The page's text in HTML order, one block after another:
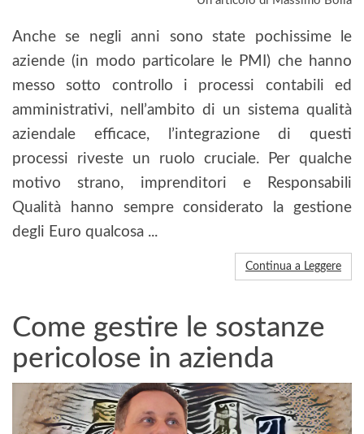
Anche se negli anni sono state pochissime le
aziende (in modo particolare le PMI) che hanno
messo sotto controllo i processi contabili ed
amministrativi, nell’ambito di un sistema qualità
aziendale efficace, l’integrazione di questi
processi riveste un ruolo cruciale. Per qualche
motivo strano, imprenditori e Responsabili
Qualità hanno sempre considerato la gestione
degli Euro qualcosa ...
Continua a Leggere
Come gestire le sostanze
pericolose in azienda